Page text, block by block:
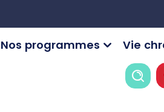
Nos programmes Vie